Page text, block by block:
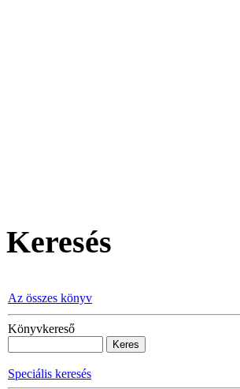
Keresés
Az összes könyv
Könyvkereső
Speciális keresés